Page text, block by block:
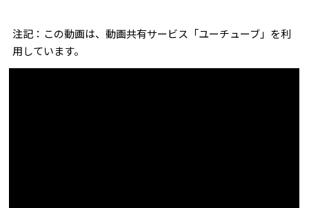
注記：この動画は、動画共有サービス「ユーチューブ」を利
用しています。